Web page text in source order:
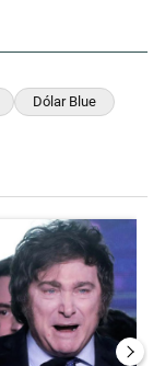
Dólar Blue
con 2
de tendencia con